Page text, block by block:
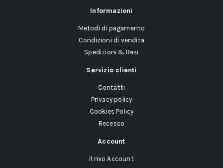
Informazioni
Metodi di pagamento
Condizioni di vendita
Spedizioni & Resi
Servizio clienti
Contatti
Privacy policy
Cookies Policy
Recesso
Account
Il mio Account